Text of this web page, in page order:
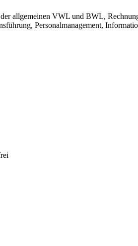
allgemeinen VWL und BWL,
Personalmanagement,